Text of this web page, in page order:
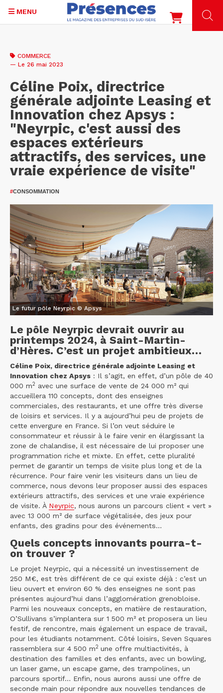
contenu
MENU
COMMERCE
— Le 26 mai 2023
Céline Poix, directrice
générale adjointe Leasing et
Innovation chez Apsys :
"Neyrpic, c'est aussi des
espaces extérieurs
attractifs, des services, une
vraie expérience de visite"
#CONSOMMATION
Le futur pôle Neyrpic © Apsys
Le pôle Neyrpic devrait ouvrir au
printemps 2024, à Saint-Martin-
d’Hères. C’est un projet ambitieux…
Céline Poix, directrice générale adjointe Leasing et
Innovation chez Apsys : Il s’agit, en effet, d’un pôle de 40
000 m2 avec une surface de vente de 24 000 m² qui
accueillera 110 concepts, dont des enseignes
commerciales, des restaurants, et une offre très diverse
de loisirs et services. Il y a aujourd’hui peu de projets de
cette envergure en France. Si l’on veut séduire le
consommateur et réussir à le faire venir en élargissant la
zone de chalandise, il est nécessaire de lui proposer une
programmation riche et mixte. En effet, cette pluralité
permet de garantir un temps de visite plus long et de la
récurrence. Pour faire venir les visiteurs dans un lieu de
commerce, nous devons leur proposer aussi des espaces
extérieurs attractifs, des services et une vraie expérience
de visite. À Neyrpic, nous aurons un parcours client « vert »
avec 13 000 m² de surface végétalisée, des jeux pour
enfants, des gradins pour des événements…
Quels concepts innovants pourra-t-
on trouver ?
Le projet Neyrpic, qui a nécessité un investissement de
250 M€, est très différent de ce qui existe déjà : c’est un
lieu ouvert et environ 60 % des enseignes ne sont pas
présentes aujourd’hui dans l’agglomération grenobloise.
Parmi les nouveaux concepts, en matière de restauration,
O’Sullivans s’implantera sur 1 500 m² et proposera un lieu
festif, de rencontre, mais également un espace de travail,
pour les étudiants notamment. Côté loisirs, Seven Squares
rassemblera sur 4 500 m2 une offre multiactivités, à
destination des familles et des enfants, avec un bowling,
un laser game, un escape game, des trampolines, un
parcours sportif… Enfin, nous aurons aussi une offre de
seconde main pour répondre aux nouvelles tendances de